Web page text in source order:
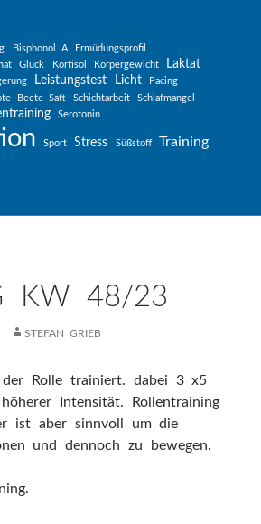
Bisphonol A
Ermüdungsprofil
Glück Kortisol Körpergewicht Laktat
Leistungstest Licht Pacing
Beete Saft Schichtarbeit
Schlafmangel
Serotonin
Sport Stress Süßstoff Training
KW 48/23
STEFAN GRIEB
Rolle trainiert. dabei 3 x5
Intensität. Rollentraining
ist aber sinnvoll um die
und dennoch zu bewegen.